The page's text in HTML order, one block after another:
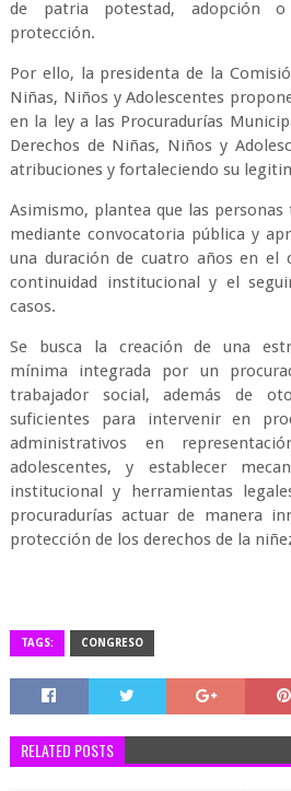
de patria potestad, adopción
protección.
Por ello, la presidenta de la
Niñas, Niños y Adolescentes
en la ley a las Procuradurías
Derechos de Niñas, Niños y
atribuciones y fortaleciendo su
Asimismo, plantea que las personas
mediante convocatoria pública y
una duración de cuatro años en el
continuidad institucional y el
casos.
Se busca la creación de una
mínima integrada por un
trabajador social, además de
suficientes para intervenir en
administrativos en
adolescentes, y establecer
institucional y herramientas
procuradurías actuar de manera
protección de los derechos de la
TAGS: CONGRESO
RELATED POSTS